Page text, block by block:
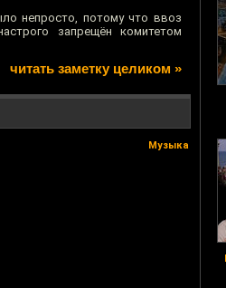
непросто, потому что ввоз
запрещён комитетом
читать заметку целиком »
Музыка